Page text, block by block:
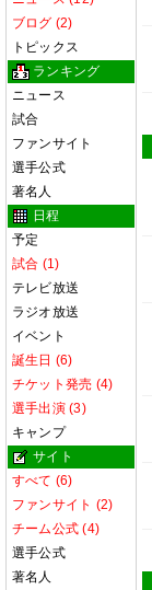
ブログ (2)
トピックス
ランキング
ニュース
試合
ファンサイト
選手公式
著名人
日程
予定
試合 (1)
テレビ放送
ラジオ放送
イベント
誕生日 (6)
チケット発売 (4)
選手出演 (3)
キャンプ
サイト
すべて (6)
ファンサイト (2)
チーム公式 (4)
選手公式
著名人